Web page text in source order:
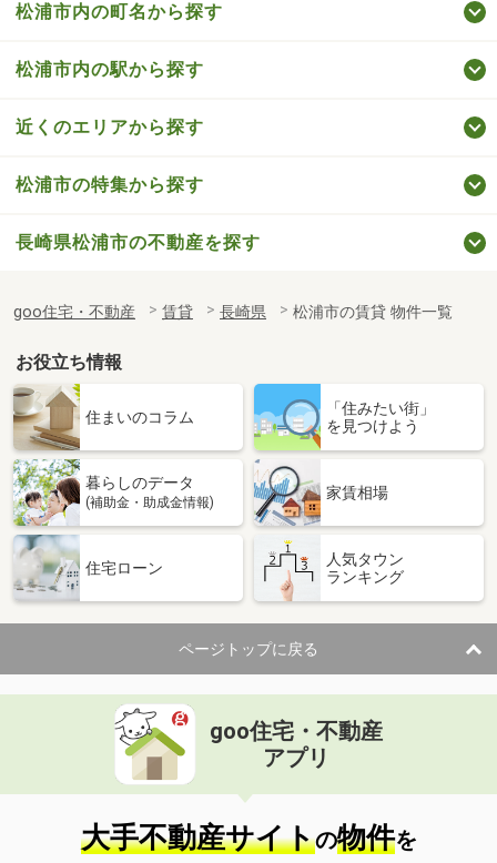
松浦市内の町名から探す
松浦市内の駅から探す
近くのエリアから探す
松浦市の特集から探す
長崎県松浦市の不動産を探す
goo住宅・不動産 賃貸 長崎県 松浦市の賃貸 物件一覧
お役立ち情報
住まいのコラム
「住みたい街」
を見つけよう
暮らしのデータ
(補助金・助成金情報)
家賃相場
住宅ローン
人気タウン
ランキング
ページトップに戻る
goo住宅・不動産
アプリ
大手不動産サイトの物件を